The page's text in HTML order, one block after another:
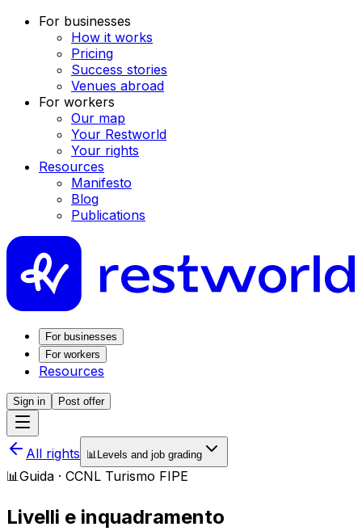
For businesses
How it works
Pricing
Success stories
Venues abroad
For workers
Our map
Your Restworld
Your rights
Resources
Manifesto
Blog
Publications
For businesses
For workers
Resources
Sign in Post offer
All rights 📊Levels and job grading
📊Guida · CCNL Turismo FIPE
Livelli e inquadramento